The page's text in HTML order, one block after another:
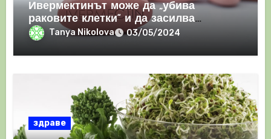
Ивермектинът може да „убива
раковите клетки“ и да засилва
имунния отговор
Tanya Nikolova 03/05/2024
здраве